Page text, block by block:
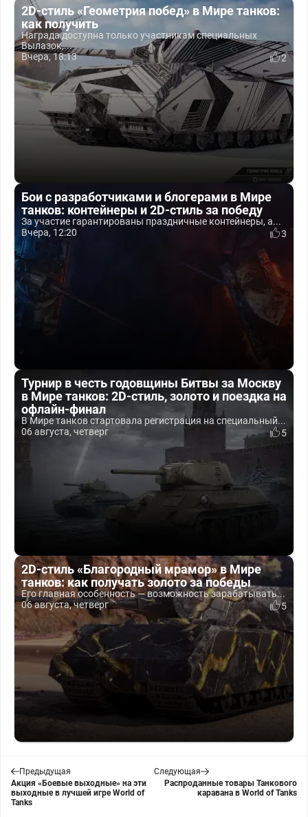
2D-стиль «Геометрия побед» в Мире танков:
как получить
Награда доступна только участникам специальных
Вылазок,...
Вчера, 18:13
2
Бои с разработчиками и блогерами в Мире
танков: контейнеры и 2D-стиль за победу
За участие гарантированы праздничные контейнеры, а...
Вчера, 12:20
3
Турнир в честь годовщины Битвы за Москву
в Мире танков: 2D-стиль, золото и поездка на
офлайн-финал
В Мире танков стартовала регистрация на специальный...
06 августа, четверг
5
2D-стиль «Благородный мрамор» в Мире
танков: как получать золото за победы
Его главная особенность — возможность зарабатывать...
06 августа, четверг
5
Предыдущая
Акция «Боевые выходные» на эти
выходные в лучшей игре World of
Tanks
Следующая
Распроданные товары Танкового
каравана в World of Tanks